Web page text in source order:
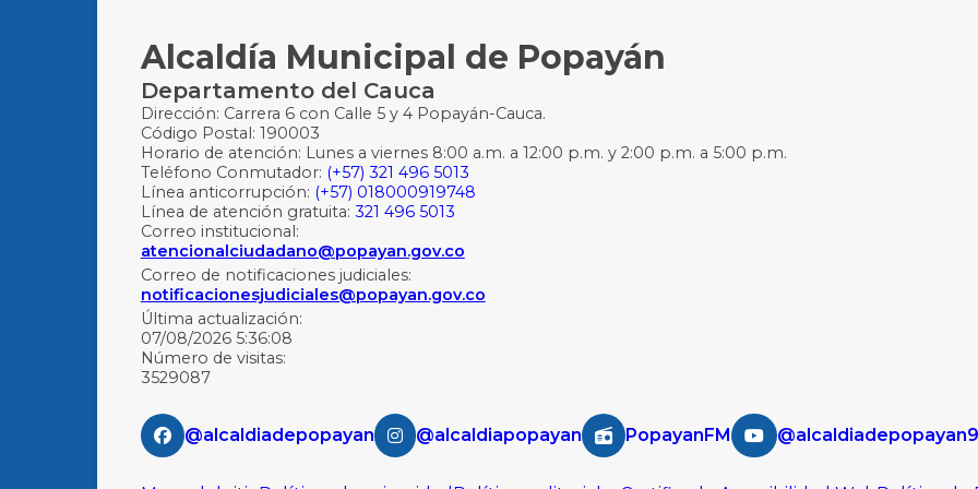
Alcaldía Municipal de Popayán
Departamento del Cauca
Dirección: Carrera 6 con Calle 5 y 4 Popayán-Cauca.
Código Postal: 190003
Horario de atención: Lunes a viernes 8:00 a.m. a 12:00 p.m. y 2:00 p.m. a 5:00 p.m.
Teléfono Conmutador: (+57) 321 496 5013
Línea anticorrupción: (+57) 018000919748
Línea de atención gratuita: 321 496 5013
Correo institucional:
atencionalciudadano@popayan.gov.co
Correo de notificaciones judiciales:
notificacionesjudiciales@popayan.gov.co
Última actualización:
07/08/2026 5:36:08
Número de visitas:
3529087
@alcaldiadepopayan @alcaldiapopayan PopayanFM